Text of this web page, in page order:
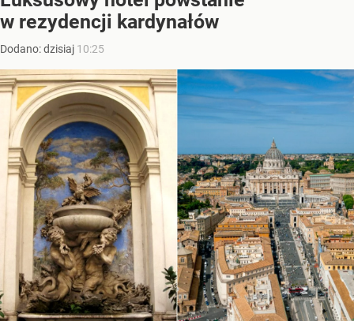
w rezydencji kardynałów
Dodano:dzisiaj 10:25